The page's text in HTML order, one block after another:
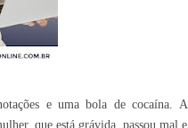
e uma bola de cocaína. A
que está grávida, passou mal e